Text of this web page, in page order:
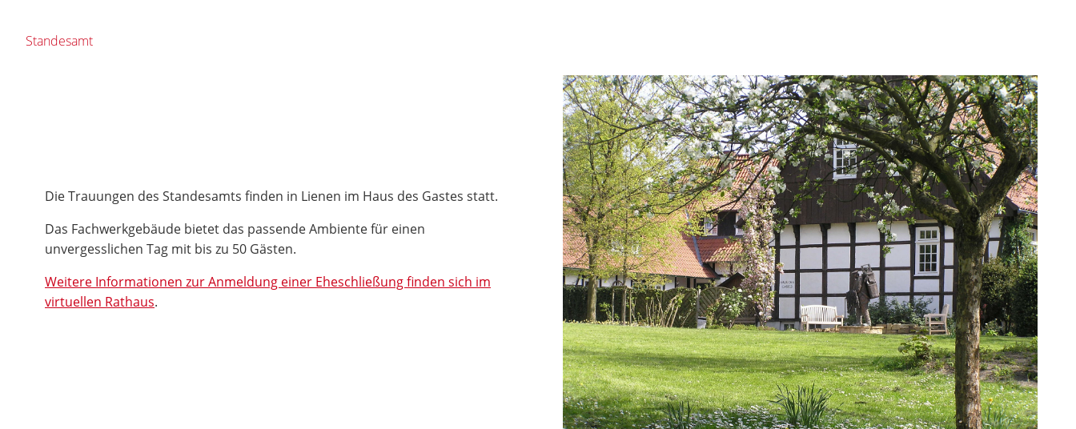
Standesamt
Die Trauungen des Standesamts finden in Lienen im Haus des Gastes statt.
Das Fachwerkgebäude bietet das passende Ambiente für einen
unvergesslichen Tag mit bis zu 50 Gästen.
Weitere Informationen zur Anmeldung einer Eheschließung finden sich im
virtuellen Rathaus.